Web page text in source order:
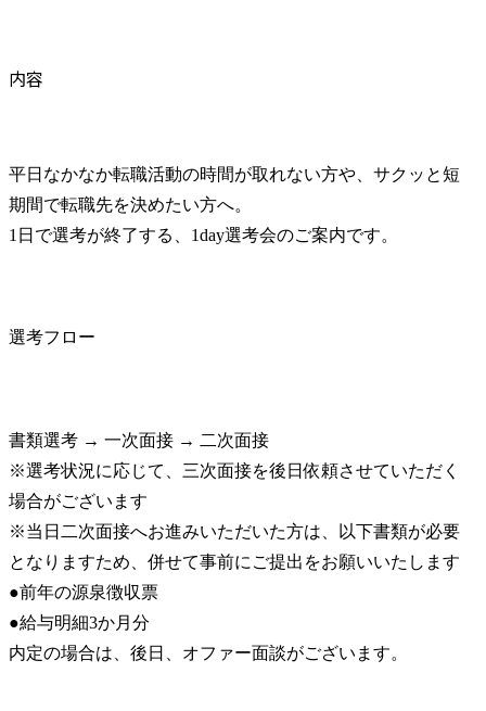
内容
平日なかなか転職活動の時間が取れない方や、サクッと短
期間で転職先を決めたい方へ。
1日で選考が終了する、1day選考会のご案内です。
選考フロー
書類選考 → 一次面接 → 二次面接
※選考状況に応じて、三次面接を後日依頼させていただく
場合がございます
※当日二次面接へお進みいただいた方は、以下書類が必要
となりますため、併せて事前にご提出をお願いいたします
●前年の源泉徴収票
●給与明細3か月分
内定の場合は、後日、オファー面談がございます。